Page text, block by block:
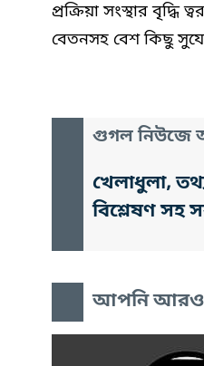
প্রক্রিয়া সংস্থার বৃদ্ধি
বেতনসহ বেশ কিছু
গুগল নিউজে
খেলাধুলা,
বিশ্লেষণ সহ
আপনি আরও